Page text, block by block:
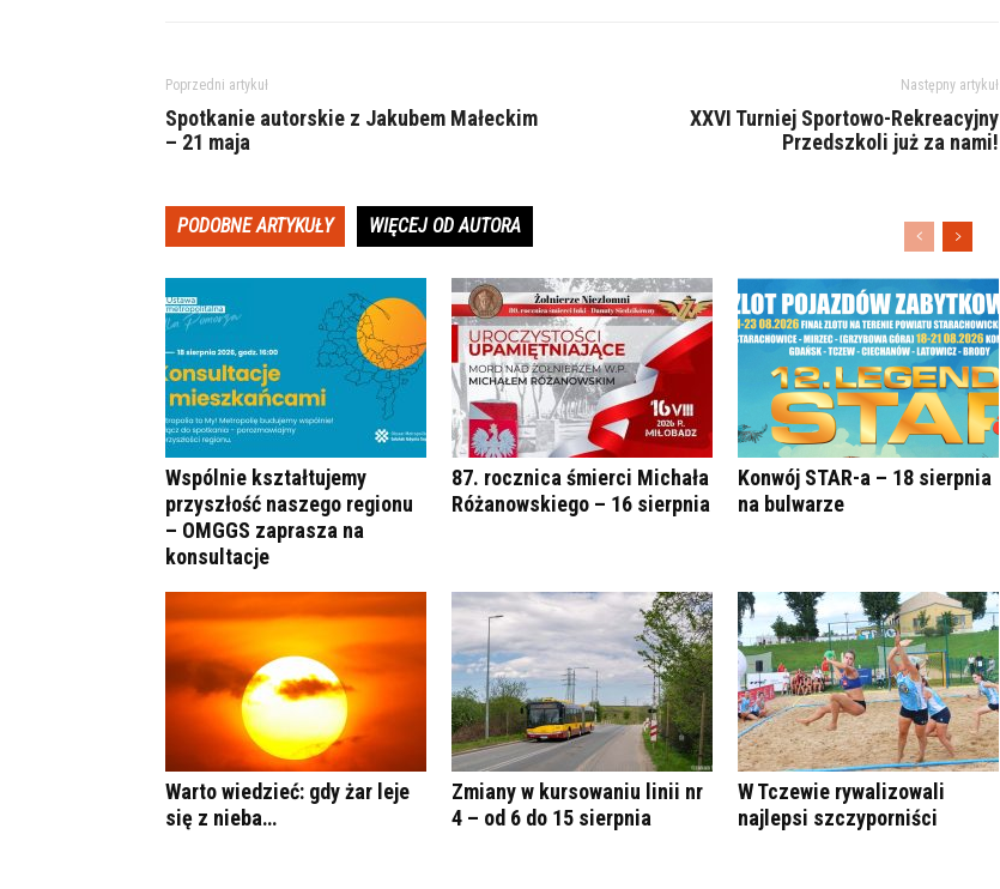
Poprzedni artykuł
Spotkanie autorskie z Jakubem Małeckim
– 21 maja
Następny artykuł
XXVI Turniej Sportowo-Rekreacyjny
Przedszkoli już za nami!
PODOBNE ARTYKUŁY WIĘCEJ OD AUTORA
Wspólnie kształtujemy
przyszłość naszego regionu
– OMGGS zaprasza na
konsultacje
87. rocznica śmierci Michała
Różanowskiego – 16 sierpnia
Konwój STAR-a – 18 sierpnia
na bulwarze
Warto wiedzieć: gdy żar leje
się z nieba…
Zmiany w kursowaniu linii nr
4 – od 6 do 15 sierpnia
W Tczewie rywalizowali
najlepsi szczyporniści